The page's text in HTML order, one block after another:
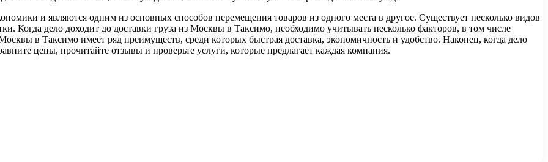
и являются одним из основных способов перемещения товаров из одного места в другое. Существует несколько видов
Когда дело доходит до доставки груза из Москвы в Таксимо, необходимо учитывать несколько факторов, в том числе
в Таксимо имеет ряд преимуществ, среди которых быстрая доставка, экономичность и удобство. Наконец, когда дело
цены, прочитайте отзывы и проверьте услуги, которые предлагает каждая компания.